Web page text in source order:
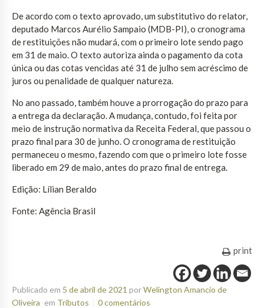
De acordo com o texto aprovado, um substitutivo do relator,
deputado Marcos Aurélio Sampaio (MDB-PI), o cronograma
de restituições não mudará, com o primeiro lote sendo pago
em 31 de maio. O texto autoriza ainda o pagamento da cota
única ou das cotas vencidas até 31 de julho sem acréscimo de
juros ou penalidade de qualquer natureza.
No ano passado, também houve a prorrogação do prazo para
a entrega da declaração. A mudança, contudo, foi feita por
meio de instrução normativa da Receita Federal, que passou o
prazo final para 30 de junho. O cronograma de restituição
permaneceu o mesmo, fazendo com que o primeiro lote fosse
liberado em 29 de maio, antes do prazo final de entrega.
Edição: Lílian Beraldo
Fonte: Agência Brasil
print
Publicado em 5 de abril de 2021 porWelington Amancio de
Oliveira em Tributos 0 comentários